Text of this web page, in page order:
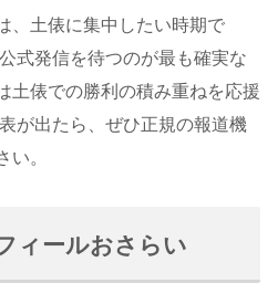
、土俵に集中したい時期で
式発信を待つのが最も確実な
土俵での勝利の積み重ねを応援
が出たら、ぜひ正規の報道機
い。
ィールおさらい